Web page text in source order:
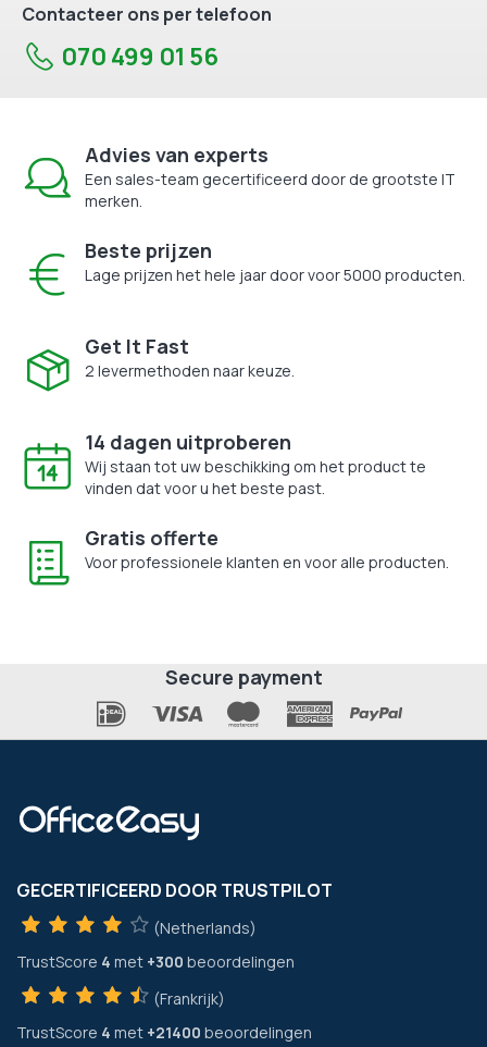
Contacteer ons per telefoon
070 499 01 56
Advies van experts
Een sales-team gecertificeerd door de grootste IT
merken.
Beste prijzen
Lage prijzen het hele jaar door voor 5000 producten.
Get It Fast
2 levermethoden naar keuze.
14 dagen uitproberen
Wij staan tot uw beschikking om het product te
vinden dat voor u het beste past.
Gratis offerte
Voor professionele klanten en voor alle producten.
Secure payment
GECERTIFICEERD DOOR TRUSTPILOT
(Netherlands)
TrustScore 4 met +300 beoordelingen
(Frankrijk)
TrustScore 4 met +21400 beoordelingen